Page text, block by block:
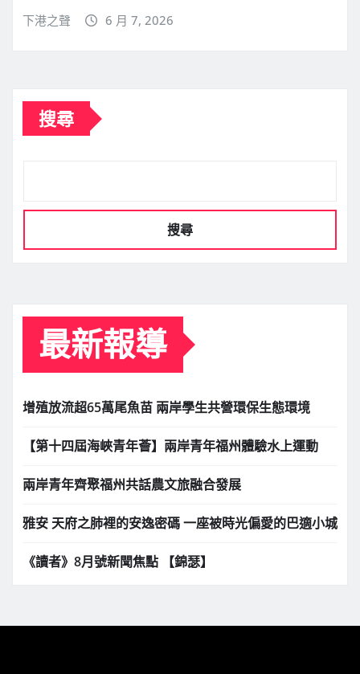
下港之聲 6 月 7, 2026
搜尋
搜尋
最新報導
增殖放流超65萬尾魚苗 兩岸學生共營環保生態環境
【第十四屆海峽青年薈】兩岸青年福州體驗水上運動
兩岸青年齊聚福州共話農文旅融合發展
雅安 天府之肺裡的安逸密碼 一座被時光偏愛的巴適小城
《讀者》8月號新聞焦點 【錦瑟】